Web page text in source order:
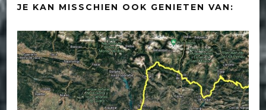
JE KAN MISSCHIEN OOK GENIETEN VAN: